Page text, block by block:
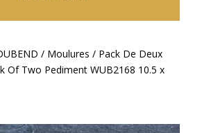
/ Moulures / Pack De Deux
Of Two Pediment WUB2168 10.5 x